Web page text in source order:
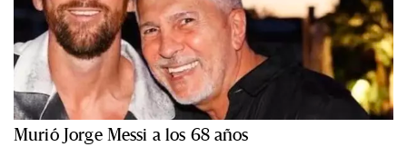
Murió Jorge Messi a los 68 años